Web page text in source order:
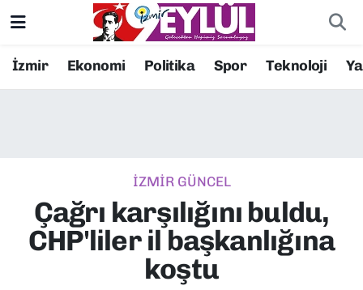
İzmir Ekonomi Politika Spor Teknoloji
İZMİR GÜNCEL
Çağrı karşılığını buldu,
CHP'liler il başkanlığına
koştu
Resmi İlanlar
EKONOMİ
Konak Nöbetçi Eczaneler
Süper Lig Puan Durumu ve Fikstür
Tüm Manşetler
Son Dakika Haberleri